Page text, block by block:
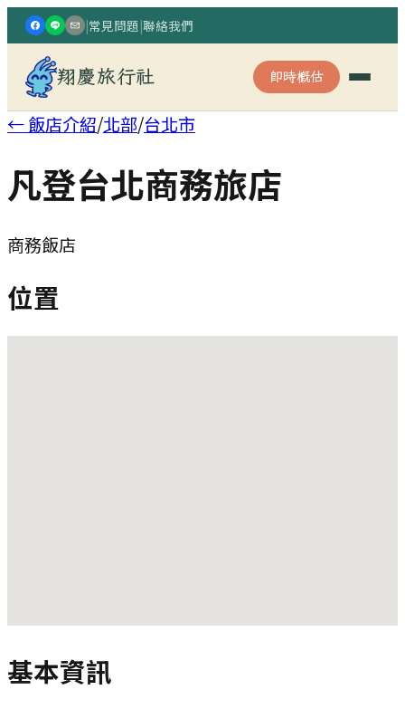
|常見問題|聯絡我們
翔慶旅行社 即時概估
← 飯店介紹/北部/台北市
凡登台北商務旅店
商務飯店
位置
基本資訊